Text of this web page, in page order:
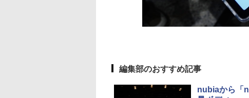
編集部のおすすめ記事
nubiaから「